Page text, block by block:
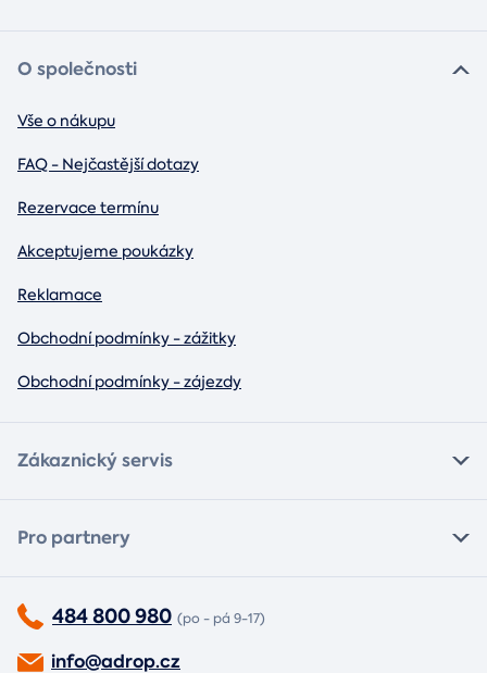
O společnosti
Vše o nákupu
FAQ - Nejčastější dotazy
Rezervace termínu
Akceptujeme poukázky
Reklamace
Obchodní podmínky - zážitky
Obchodní podmínky - zájezdy
Zákaznický servis
Pro partnery
484 800 980 (po - pá 9-17)
info@adrop.cz